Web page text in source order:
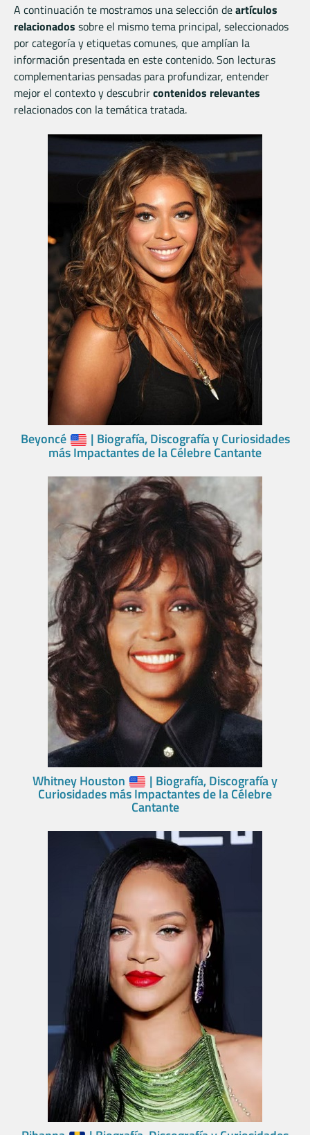
A continuación te mostramos una selección deartículos
relacionados sobre el mismo tema principal, seleccionados
por categoría y etiquetas comunes, que amplían la
información presentada en este contenido. Son lecturas
complementarias pensadas para profundizar, entender
mejor el contexto y descubrircontenidos relevantes
relacionados con la temática tratada.
Beyoncé | Biografía, Discografía y Curiosidades
más Impactantes de la Célebre Cantante
Whitney Houston | Biografía, Discografía y
Curiosidades más Impactantes de la Célebre
Cantante